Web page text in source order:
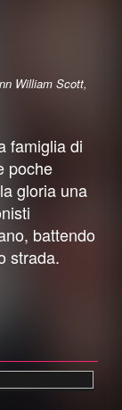
William Scott,
famiglia di
poche
gloria una
battendo
strada.